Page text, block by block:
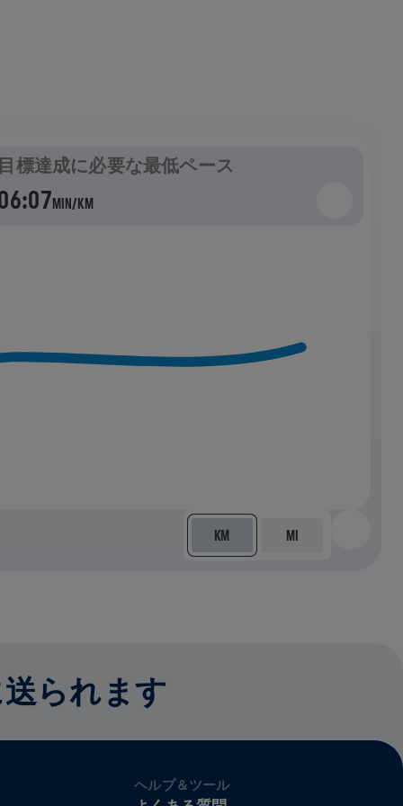
標達成に必要な最低ペース
MIN/KM
KM MI
られます
ヘルプ＆ツール